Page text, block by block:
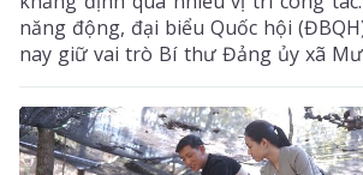
năng động, đại biểu Quốc hội
nay giữ vai trò Bí thư Đảng ủy xã
cương vị, đồng chí luôn thể hiện
nhiệm, sự gần dân và khát vọng
triển của địa phương, vì quyền
nhân dân.